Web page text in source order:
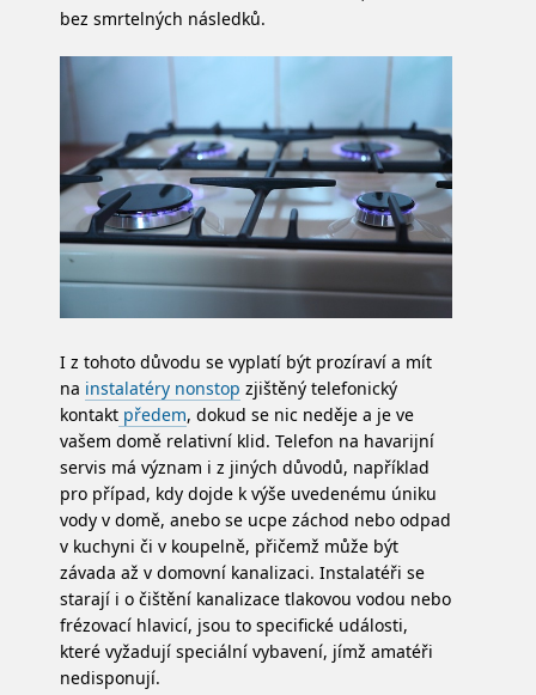
bez smrtelných následků.
I z tohoto důvodu se vyplatí být prozíraví a mít
na instalatéry nonstop zjištěný telefonický
kontakt předem, dokud se nic neděje a je ve
vašem domě relativní klid. Telefon na havarijní
servis má význam i z jiných důvodů, například
pro případ, kdy dojde k výše uvedenému úniku
vody v domě, anebo se ucpe záchod nebo odpad
v kuchyni či v koupelně, přičemž může být
závada až v domovní kanalizaci. Instalatéři se
starají i o čištění kanalizace tlakovou vodou nebo
frézovací hlavicí, jsou to specifické události,
které vyžadují speciální vybavení, jímž amatéři
nedisponují.